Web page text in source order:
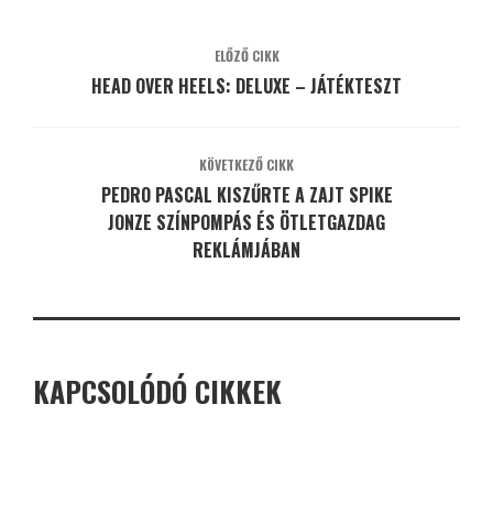
ELŐZŐ CIKK
HEAD OVER HEELS: DELUXE – JÁTÉKTESZT
KÖVETKEZŐ CIKK
PEDRO PASCAL KISZŰRTE A ZAJT SPIKE
JONZE SZÍNPOMPÁS ÉS ÖTLETGAZDAG
REKLÁMJÁBAN
KAPCSOLÓDÓ CIKKEK